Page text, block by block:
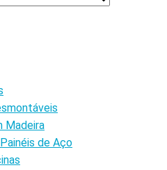
Madeira
de Aço